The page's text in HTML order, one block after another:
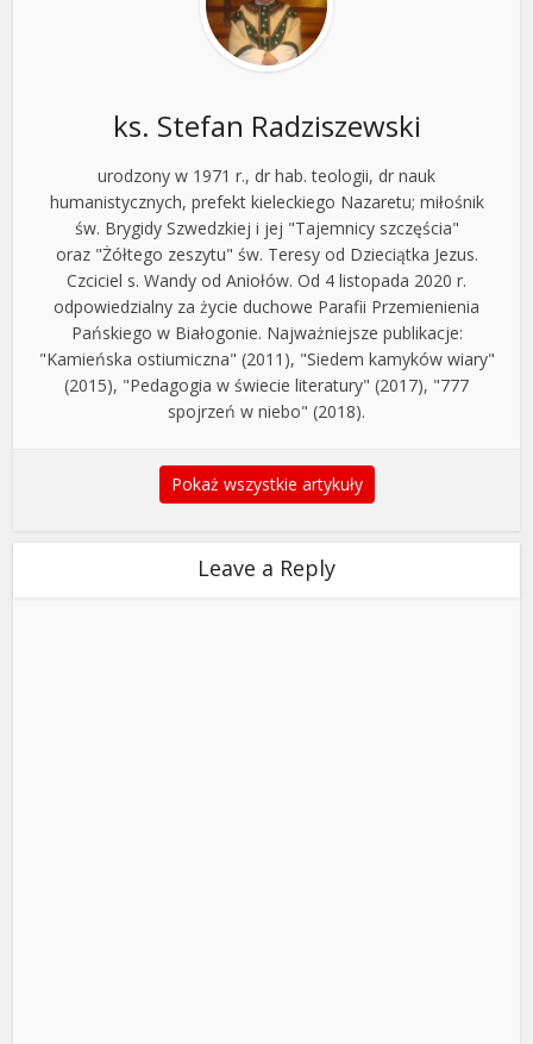
ks. Stefan Radziszewski
urodzony w 1971 r., dr hab. teologii, dr nauk
humanistycznych, prefekt kieleckiego Nazaretu; miłośnik
św. Brygidy Szwedzkiej i jej "Tajemnicy szczęścia"
oraz "Żółtego zeszytu" św. Teresy od Dzieciątka Jezus.
Czciciel s. Wandy od Aniołów. Od 4 listopada 2020 r.
odpowiedzialny za życie duchowe Parafii Przemienienia
Pańskiego w Białogonie. Najważniejsze publikacje:
"Kamieńska ostiumiczna" (2011), "Siedem kamyków wiary"
(2015), "Pedagogia w świecie literatury" (2017), "777
spojrzeń w niebo" (2018).
Pokaż wszystkie artykuły
Leave a Reply